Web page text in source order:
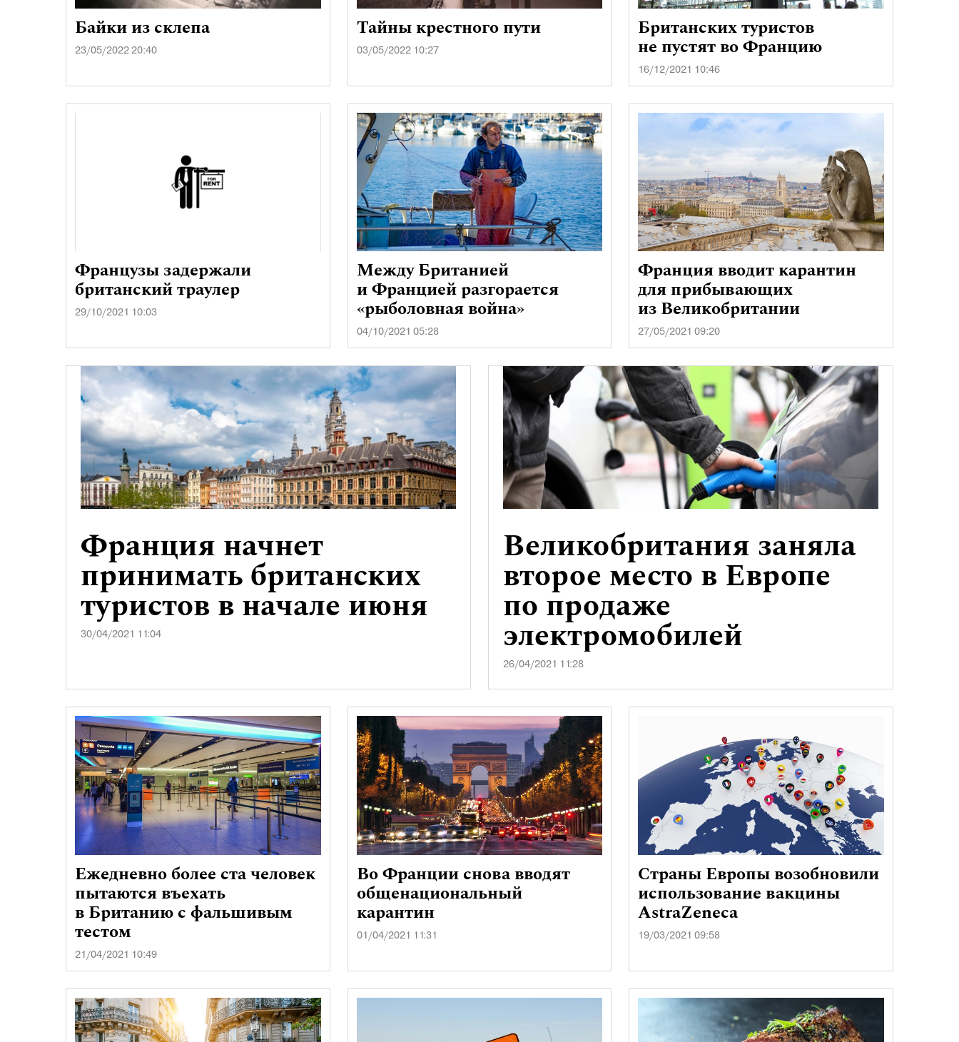
Байки из склепа
23/05/2022 20:40
Тайны крестного пути
03/05/2022 10:27
Британских туристов
не пустят во Францию
16/12/2021 10:46
Французы задержали
британский траулер
29/10/2021 10:03
Между Британией
и Францией разгорается
«рыболовная война»
04/10/2021 05:28
Франция вводит карантин
для прибывающих
из Великобритании
27/05/2021 09:20
Франция начнет
принимать британских
туристов в начале июня
30/04/2021 11:04
Великобритания заняла
второе место в Европе
по продаже
электромобилей
26/04/2021 11:28
Ежедневно более ста человек
пытаются въехать
в Британию с фальшивым
тестом
21/04/2021 10:49
Во Франции снова вводят
общенациональный
карантин
01/04/2021 11:31
Страны Европы возобновили
использование вакцины
AstraZeneca
19/03/2021 09:58